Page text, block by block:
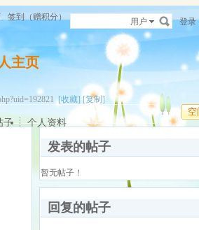
签到（赠积分） 用户 登录
主页
[收藏] [复制]
空
子 个人资料
发表的帖子
暂无帖子！
回复的帖子